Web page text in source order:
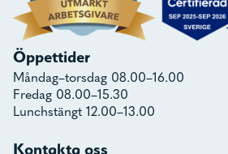
Öppettider
Måndag–torsdag 08.00–16.00
Fredag 08.00–15.30
Lunchstängt 12.00–13.00
Kontakta oss